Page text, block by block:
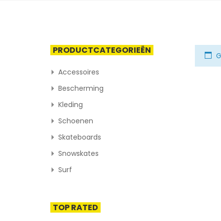
PRODUCTCATEGORIEËN
Accessoires
Bescherming
Kleding
Schoenen
Skateboards
Snowskates
Surf
TOP RATED